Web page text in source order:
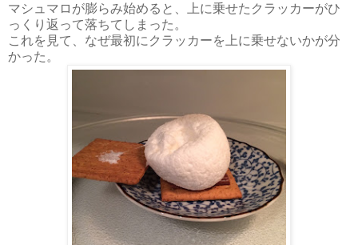
マシュマロが膨らみ始めると、上に乗せたクラッカーがひ
っくり返って落ちてしまった。
これを見て、なぜ最初にクラッカーを上に乗せないかが分
かった。